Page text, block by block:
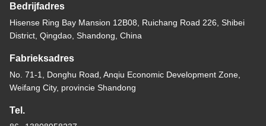
Bedrijfadres
Hisense Ring Bay Mansion 12B08, Ruichang Road 226, Shibei
District, Qingdao, Shandong, China
Fabrieksadres
No. 71-1, Donghu Road, Anqiu Economic Development Zone,
Weifang City, provincie Shandong
Tel.